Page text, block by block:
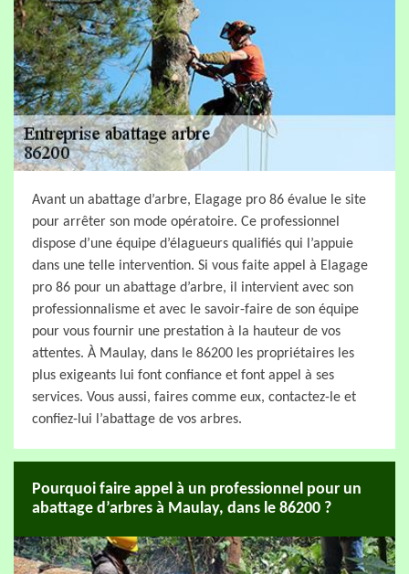
Avant un abattage d’arbre, Elagage pro 86 évalue le site
pour arrêter son mode opératoire. Ce professionnel
dispose d’une équipe d’élagueurs qualifiés qui l’appuie
dans une telle intervention. Si vous faite appel à Elagage
pro 86 pour un abattage d’arbre, il intervient avec son
professionnalisme et avec le savoir-faire de son équipe
pour vous fournir une prestation à la hauteur de vos
attentes. À Maulay, dans le 86200 les propriétaires les
plus exigeants lui font confiance et font appel à ses
services. Vous aussi, faires comme eux, contactez-le et
confiez-lui l’abattage de vos arbres.
Pourquoi faire appel à un professionnel pour un
abattage d’arbres à Maulay, dans le 86200 ?